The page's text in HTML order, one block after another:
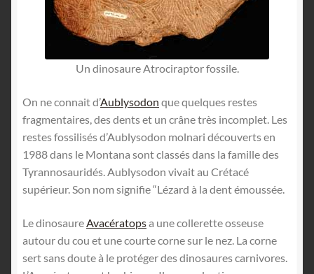
Un dinosaure Atrociraptor fossile.
On ne connait d’Aublysodon que quelques restes
fragmentaires, des dents et un crâne très incomplet. Les
restes fossilisés d’Aublysodon molnari découverts en
1988 dans le Montana sont classés dans la famille des
Tyrannosauridés. Aublysodon vivait au Crétacé
supérieur. Son nom signifie “Lézard à la dent émoussée.
Le dinosaure Avacératopsa une collerette osseuse
autour du cou et une courte corne sur le nez. La corne
sert sans doute à le protéger des dinosaures carnivores.